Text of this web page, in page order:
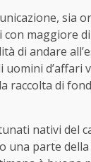
sia
maggiore
di andare
uomini
raccolta di
nativi del
una parte